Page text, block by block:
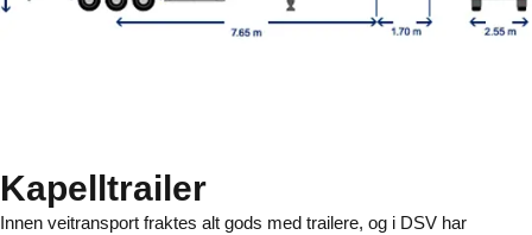
Kapelltrailer
Innen veitransport fraktes alt gods med trailere, og i DSV har